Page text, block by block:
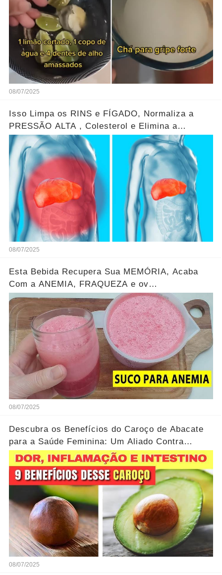
08/07/2025
Isso Limpa os RINS e FÍGADO, Normaliza a
PRESSÃO ALTA , Colesterol e Elimina a
Constipação...Ver mais
08/07/2025
Esta Bebida Recupera Sua MEMÓRIA, Acaba
Com a ANEMIA, FRAQUEZA e ov
CANSAÇO...Ver mais
08/07/2025
Descubra os Benefícios do Caroço de Abacate
para a Saúde Feminina: Um Aliado Contra
Inflamações e Dores Musculares...Ver mais
08/07/2025